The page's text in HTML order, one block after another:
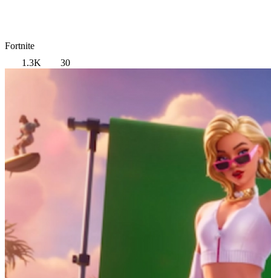
Fortnite
1.3K
30